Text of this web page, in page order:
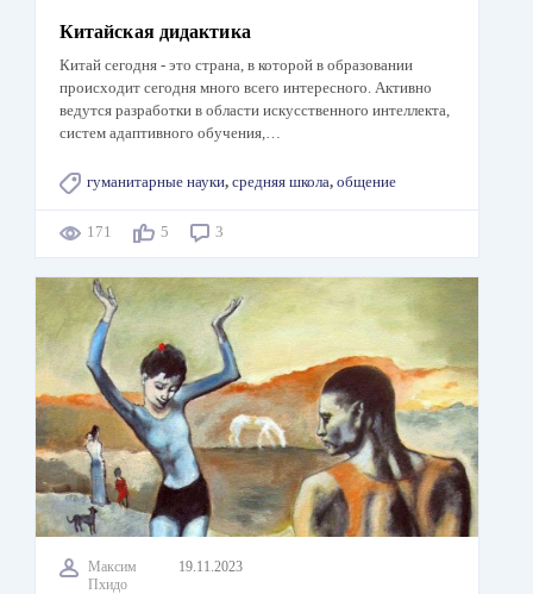
Китайская дидактика
Китай сегодня - это страна, в которой в образовании
происходит сегодня много всего интересного. Активно
ведутся разработки в области искусственного интеллекта,
систем адаптивного обучения,…
гуманитарные науки, средняя школа, общение
171 5 3
Максим
Пхидо
19.11.2023